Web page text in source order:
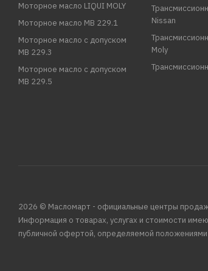
Моторное масло LIQUI MOLY
Моторное масло MB 229.1
Моторное масло с допуском
MB 229.3
Моторное масло с допуском
MB 229.5
Nissan
Moly
2026 © Масломарт - официальные центры
Информация о товарах, услугах и стоимости
публичной офертой, определяемой